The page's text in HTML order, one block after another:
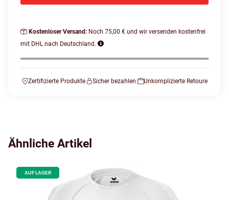
Kostenloser Versand: Noch 75,00 € und wir versenden kostenfrei
mit DHL nach Deutschland.
Zertifizierte Produkte Sicher bezahlen Unkomplizierte Retoure
Ähnliche Artikel
AUF LAGER